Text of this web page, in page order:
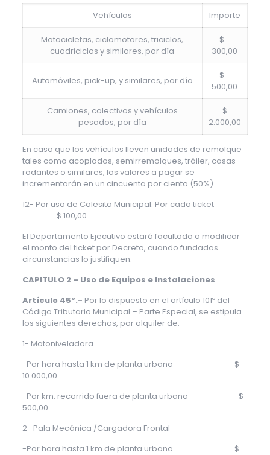
Vehículos Importe
Motocicletas, ciclomotores, triciclos,
cuadriciclos y similares, por día
$
300,00
Automóviles, pick-up, y similares, por día
$
500,00
Camiones, colectivos y vehículos
pesados, por día
$
2.000,00
En caso que los vehículos lleven unidades de remolque
tales como acoplados, semirremolques, tráiler, casas
rodantes o similares, los valores a pagar se
incrementarán en un cincuenta por ciento (50%)
12- Por uso de Calesita Municipal: Por cada ticket
……………… $ 100,00.
El Departamento Ejecutivo estará facultado a modificar
el monto del ticket por Decreto, cuando fundadas
circunstancias lo justifiquen.
CAPITULO 2 – Uso de Equipos e Instalaciones
Artículo 45º.- Por lo dispuesto en el artículo 101º del
Código Tributario Municipal – Parte Especial, se estipula
los siguientes derechos, por alquiler de:
1- Motoniveladora
-Por hora hasta 1 km de planta urbana $
10.000,00
-Por km. recorrido fuera de planta urbana $
500,00
2- Pala Mecánica /Cargadora Frontal
-Por hora hasta 1 km de planta urbana $